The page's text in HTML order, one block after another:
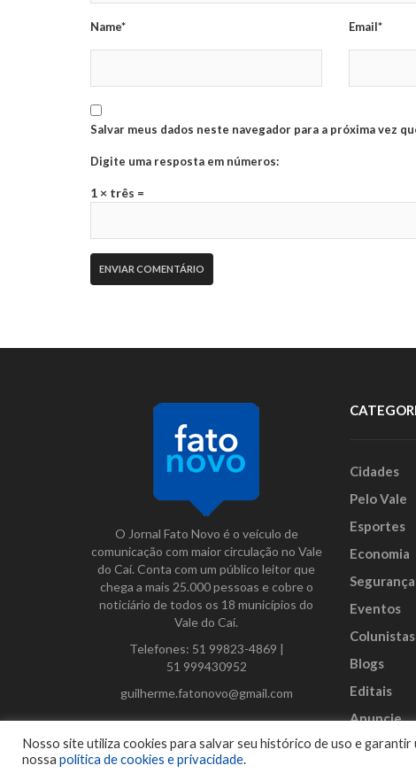
Name* Email*
Salvar meus dados neste navegador para a próxima vez
Digite uma resposta em números:
1 × três =
O Jornal Fato Novo é o veículo de
comunicação com maior circulação no Vale
do Caí. Conta com um público leitor que
chega a mais 25.000 pessoas e cobre o
noticiário de todos os 18 municípios do
Vale do Caí.
Telefones: 51 99823-4869 |
51 999430952
guilherme.fatonovo@gmail.com
Facebook
Instagram
Twitter
Cidades
Pelo Vale
Esportes
Economia
Segurança
Eventos
Colunistas
Blogs
Editais
Anuncie
Nosso site utiliza cookies para salvar seu histórico de uso e
nossa política de cookies e privacidade.